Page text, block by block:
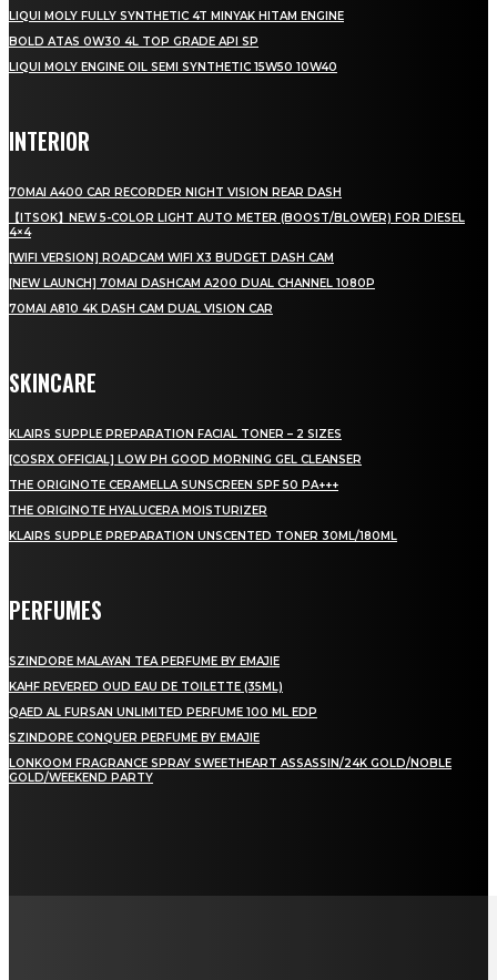
LIQUI MOLY FULLY SYNTHETIC 4T MINYAK HITAM ENGINE
BOLD ATAS 0W30 4L TOP GRADE API SP
LIQUI MOLY ENGINE OIL SEMI SYNTHETIC 15W50 10W40
INTERIOR
70MAI A400 CAR RECORDER NIGHT VISION REAR DASH
【ITSOK】NEW 5-COLOR LIGHT AUTO METER (BOOST/BLOWER) FOR DIESEL
4×4
[WIFI VERSION] ROADCAM WIFI X3 BUDGET DASH CAM
[NEW LAUNCH] 70MAI DASHCAM A200 DUAL CHANNEL 1080P
70MAI A810 4K DASH CAM DUAL VISION CAR
SKINCARE
KLAIRS SUPPLE PREPARATION FACIAL TONER – 2 SIZES
[COSRX OFFICIAL] LOW PH GOOD MORNING GEL CLEANSER
THE ORIGINOTE CERAMELLA SUNSCREEN SPF 50 PA+++
THE ORIGINOTE HYALUCERA MOISTURIZER
KLAIRS SUPPLE PREPARATION UNSCENTED TONER 30ML/180ML
PERFUMES
SZINDORE MALAYAN TEA PERFUME BY EMAJIE
KAHF REVERED OUD EAU DE TOILETTE (35ML)
QAED AL FURSAN UNLIMITED PERFUME 100 ML EDP
SZINDORE CONQUER PERFUME BY EMAJIE
LONKOOM FRAGRANCE SPRAY SWEETHEART ASSASSIN/24K GOLD/NOBLE
GOLD/WEEKEND PARTY